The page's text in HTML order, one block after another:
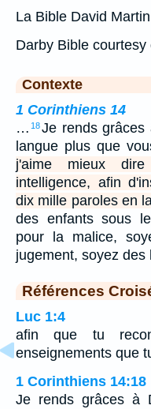
La Bible David
Darby Bible courtesy
Contexte
1 Corinthiens 14
… 18Je rends
langue plus que
j'aime mieux
intelligence, afin
dix mille paroles en
des enfants sous
pour la malice,
jugement, soyez
Références
Luc 1:4
afin que tu
enseignements que
1 Corinthiens 14:18
Je rends grâces à